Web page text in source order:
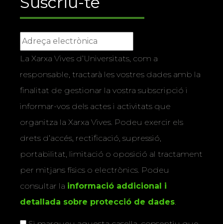
La Xarxa Vives d’Universitats, com a
responsable, tractarà les vostres dades amb la
finalitat de gestionar la vostra subscripció i
informar-vos dels actes i activitats que
organitza la Xarxa Vives. Podeu exercir els
drets d’accés, rectificació, supressió,
portabilitat, limitació o oposició al tractament
per mitjans físics o electrònics. Podeu
consultar la informació addicional i
detallada sobre protecció de dades.